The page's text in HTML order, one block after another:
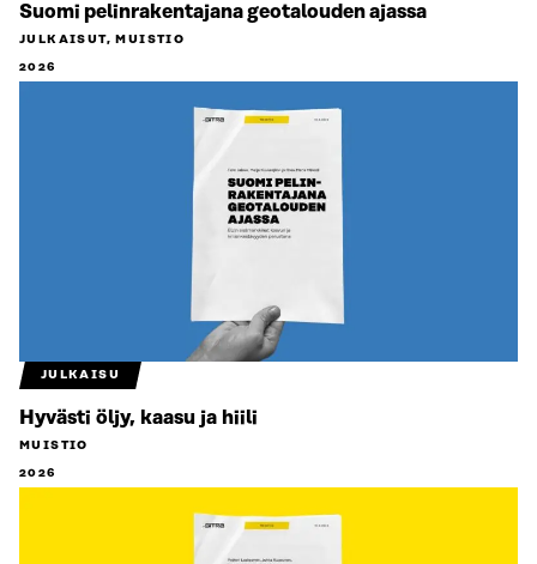
Suomi pelinrakentajana geotalouden ajassa
JULKAISUT, MUISTIO
2026
JULKAISU
Hyvästi öljy, kaasu ja hiili
MUISTIO
2026